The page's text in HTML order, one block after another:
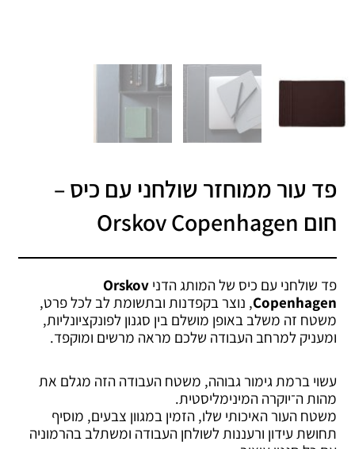
פד עור ממוחזר שולחני עם כיס –
חום Orskov Copenhagen
פד שולחני עם כיס של המותג הדני Orskov
Copenhagen, נוצר בקפדנות ובתשומת לב לכל פרט,
משטח זה משלב באופן מושלם בין סגנון לפונקציונליות,
ומעניק למרחב העבודה שלכם מראה מרשים ומוקפד.
עשוי ברמת גימור גבוהה, משטח העבודה הזה מגלם את
מהות ה־יוקרה המינימליסטית.
משטח העור האיכותי שלו, הזמין במגוון צבעים, מוסיף
תחושת עידון ורעננות לשולחן העבודה ומשתלב בהרמוניה